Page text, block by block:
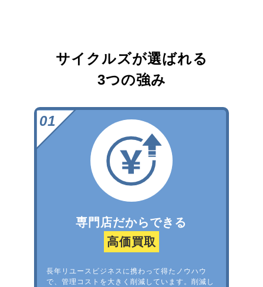
サイクルズが選ばれる
3つの強み
専門店だからできる
高価買取
長年リユースビジネスに携わって得たノウハウ
で、管理コストを大きく削減しています。削減し